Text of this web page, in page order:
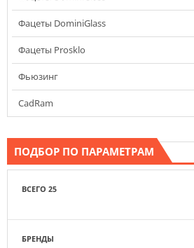
Фацеты DominiGlass
Фацеты Prosklo
Фьюзинг
CadRam
ПОДБОР ПО ПАРАМЕТРАМ
ВСЕГО 25
БРЕНДЫ